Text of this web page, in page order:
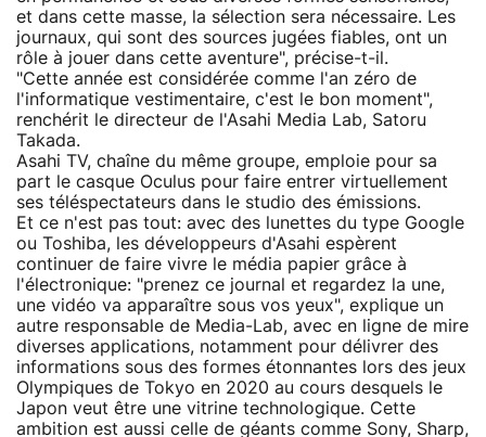
et dans cette masse, la sélection sera nécessaire. Les
journaux, qui sont des sources jugées fiables, ont un
rôle à jouer dans cette aventure", précise-t-il.
"Cette année est considérée comme l'an zéro de
l'informatique vestimentaire, c'est le bon moment",
renchérit le directeur de l'Asahi Media Lab, Satoru
Takada.
Asahi TV, chaîne du même groupe, emploie pour sa
part le casque Oculus pour faire entrer virtuellement
ses téléspectateurs dans le studio des émissions.
Et ce n'est pas tout: avec des lunettes du type Google
ou Toshiba, les développeurs d'Asahi espèrent
continuer de faire vivre le média papier grâce à
l'électronique: "prenez ce journal et regardez la une,
une vidéo va apparaître sous vos yeux", explique un
autre responsable de Media-Lab, avec en ligne de mire
diverses applications, notamment pour délivrer des
informations sous des formes étonnantes lors des jeux
Olympiques de Tokyo en 2020 au cours desquels le
Japon veut être une vitrine technologique. Cette
ambition est aussi celle de géants comme Sony, Sharp,